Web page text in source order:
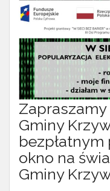
Gminy
bezpłatnym
okno na
Gminy